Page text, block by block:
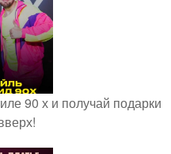
90 х и получай подарки